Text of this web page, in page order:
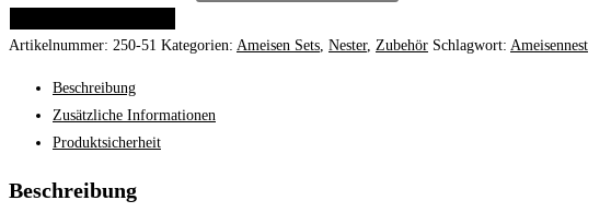
Artikelnummer: 250-51 Kategorien: Ameisen Sets Nester, Zubehör Schlagwort: Ameisennest
Beschreibung
Zusätzliche Informationen
Produktsicherheit
Beschreibung